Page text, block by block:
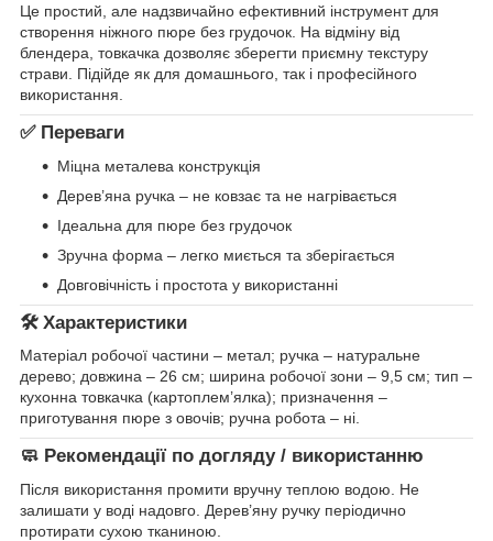
Це простий, але надзвичайно ефективний інструмент для
створення ніжного пюре без грудочок. На відміну від
блендера, товкачка дозволяє зберегти приємну текстуру
страви. Підійде як для домашнього, так і професійного
використання.
✅ Переваги
Міцна металева конструкція
Дерев’яна ручка – не ковзає та не нагрівається
Ідеальна для пюре без грудочок
Зручна форма – легко миється та зберігається
Довговічність і простота у використанні
🛠 Характеристики
Матеріал робочої частини – метал; ручка – натуральне
дерево; довжина – 26 см; ширина робочої зони – 9,5 см; тип –
кухонна товкачка (картоплем’ялка); призначення –
приготування пюре з овочів; ручна робота – ні.
🧼 Рекомендації по догляду / використанню
Після використання промити вручну теплою водою. Не
залишати у воді надовго. Дерев’яну ручку періодично
протирати сухою тканиною.